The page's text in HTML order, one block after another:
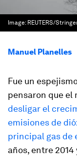
Image: REUTERS/
Manuel Planelles
Fue un
pensaron que el
desligar el
emisiones de
principal gas de
años, entre